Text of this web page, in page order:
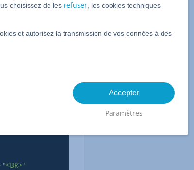
à l'aide des
"<BR>"
choisissez de les refuser , les cookies techniques
et autorisez la transmission de vos données à des
Accepter
Paramètres